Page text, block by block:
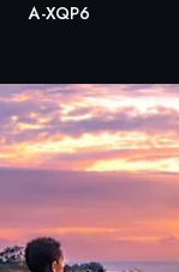
A-XQP6